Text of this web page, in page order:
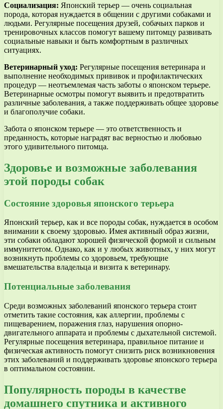
Социализация: Японский терьер — очень социальная
порода, которая нуждается в общении с другими собаками и
людьми. Регулярные посещения друзей, собачьих парков и
тренировочных классов помогут вашему питомцу развивать
социальные навыки и быть комфортным в различных
ситуациях.
Ветеринарный уход: Регулярные посещения ветеринара и
выполнение необходимых прививок и профилактических
процедур — неотъемлемая часть заботы о японском терьере.
Ветеринарные осмотры помогут выявить и предотвратить
различные заболевания, а также поддерживать общее здоровье
и благополучие собаки.
Забота о японском терьере — это ответственность и
преданность, которые наградят вас верностью и любовью
этого удивительного питомца.
Здоровье и возможные заболевания
этой породы собак
Состояние здоровья японского терьера
Японский терьер, как и все породы собак, нуждается в особом
внимании к своему здоровью. Имея активный образ жизни,
эти собаки обладают хорошей физической формой и сильным
иммунитетом. Однако, как и у любых животных, у них могут
возникнуть проблемы со здоровьем, требующие
вмешательства владельца и визита к ветеринару.
Потенциальные заболевания
Среди возможных заболеваний японского терьера стоит
отметить такие состояния, как аллергии, проблемы с
пищеварением, поражения глаз, нарушения опорно-
двигательного аппарата и проблемы с дыхательной системой.
Регулярные посещения ветеринара, правильное питание и
физическая активность помогут снизить риск возникновения
этих заболеваний и поддерживать здоровье японского терьера
в оптимальном состоянии.
Популярность породы в качестве
домашнего спутника и активного